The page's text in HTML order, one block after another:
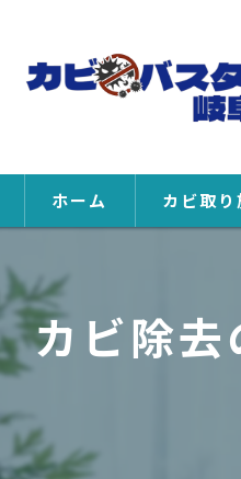
ホーム カビ取り
カビ除